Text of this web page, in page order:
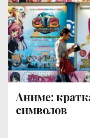
Аниме:
символов